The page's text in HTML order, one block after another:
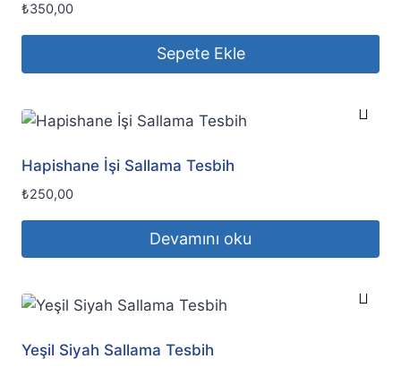
₺350,00
Sepete Ekle
Hapishane İşi Sallama Tesbih
₺250,00
Devamını oku
Yeşil Siyah Sallama Tesbih